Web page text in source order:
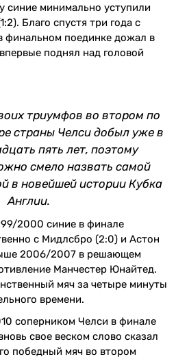
синие минимально уступили
Благо спустя три года с
финальном поединке дожал в
поднял над головой
триумфов во втором по
страны Челси добыл уже в
пять лет, поэтому
смело назвать самой
в новейшей истории Кубка
Англии.
2000 синие в финале
с Мидлсбро (2:0) и Астон
2006/2007 в решающем
Манчестер Юнайтед.
мяч за четыре минуты
времени.
соперником Челси в финале
свое веском слово сказал
победный мяч во втором